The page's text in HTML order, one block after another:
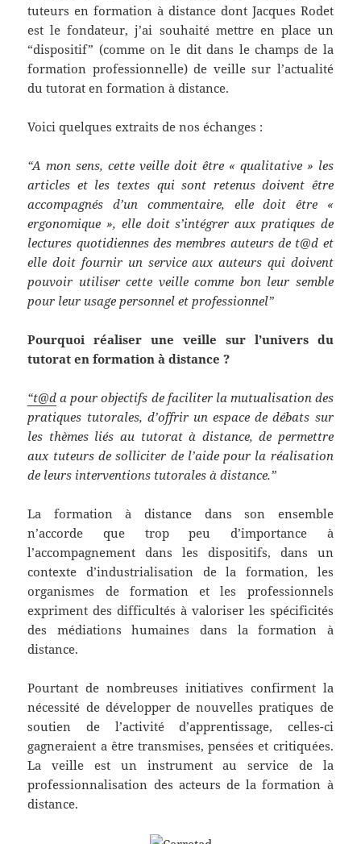
tuteurs en formation à distance dont Jacques Rodet
est le fondateur, j’ai souhaité mettre en place un
“dispositif” (comme on le dit dans le champs de la
formation professionnelle) de veille sur l’actualité
du tutorat en formation à distance.
Voici quelques extraits de nos échanges :
“A mon sens, cette veille doit être « qualitative » les
articles et les textes qui sont retenus doivent être
accompagnés d’un commentaire, elle doit être «
ergonomique », elle doit s’intégrer aux pratiques de
lectures quotidiennes des membres auteurs de t@d et
elle doit fournir un service aux auteurs qui doivent
pouvoir utiliser cette veille comme bon leur semble
pour leur usage personnel et professionnel”
Pourquoi réaliser une veille sur l’univers du
tutorat en formation à distance ?
“t@d a pour objectifs de faciliter la mutualisation des
pratiques tutorales, d’offrir un espace de débats sur
les thèmes liés au tutorat à distance, de permettre
aux tuteurs de solliciter de l’aide pour la réalisation
de leurs interventions tutorales à distance.”
La formation à distance dans son ensemble
n’accorde que trop peu d’importance à
l’accompagnement dans les dispositifs, dans un
contexte d’industrialisation de la formation, les
organismes de formation et les professionnels
expriment des difficultés à valoriser les spécificités
des médiations humaines dans la formation à
distance.
Pourtant de nombreuses initiatives confirment la
nécessité de développer de nouvelles pratiques de
soutien de l’activité d’apprentissage, celles-ci
gagneraient a être transmises, pensées et critiquées.
La veille est un instrument au service de la
professionnalisation des acteurs de la formation à
distance.